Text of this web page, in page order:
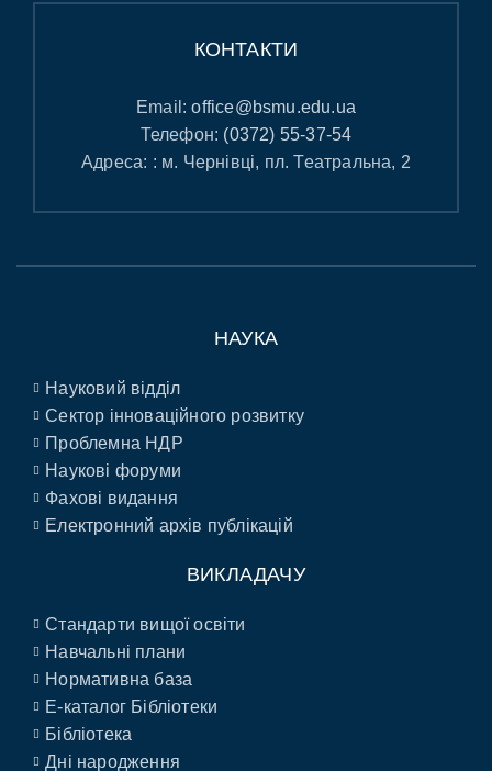
КОНТАКТИ
Email:office@bsmu.edu.ua
Телефон: (0372) 55-37-54
Адреса: : м. Чернівці, пл. Театральна, 2
НАУКА
Науковий відділ
Сектор інноваційного розвитку
Проблемна НДР
Наукові форуми
Фахові видання
Електронний архів публікацій
ВИКЛАДАЧУ
Стандарти вищої освіти
Навчальні плани
Нормативна база
E-каталог Бібліотеки
Бібліотека
Дні народження